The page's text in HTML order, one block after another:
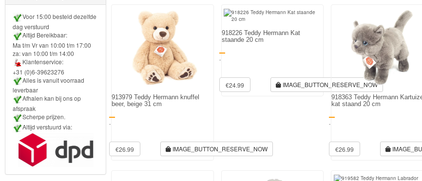
Puzzels
Avengers
Forever
Friends
Spiderman
Disney
princess
Angry
Birds
913979 Teddy Hermann knuffel
beer, beige 31 cm
-
€26.99 IMAGE_BUTTON_RESERVE_NOW
918226 Teddy Hermann Kat
staande 20 cm
-
€24.99 IMAGE_BUTTON_RESERVE_NOW
918363 Teddy Hermann
kat staand 20 cm
-
€26.99
Voor 15:00 besteld dezelfde
dag verstuurd
Altijd Bereikbaar:
Ma t/m Vr van 10:00 t/m 17:00
za: van 10:00 t/m 14:00
Klantenservice:
+31 (0)6-39623276
Alles is vanuit voorraad
leverbaar
Afhalen kan bij ons op
afspraak
Scherpe prijzen.
Altijd verstuurd via: